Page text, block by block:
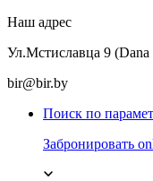
Наш адрес
Ул.Мстиславца 9
bir@bir.by
Поиск по
Забронировать